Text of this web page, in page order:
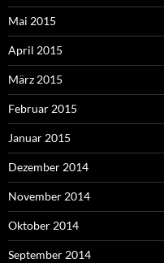
Mai 2015
April 2015
März 2015
Februar 2015
Januar 2015
Dezember 2014
November 2014
Oktober 2014
September 2014